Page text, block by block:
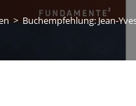
> Buchempfehlung: Jean-